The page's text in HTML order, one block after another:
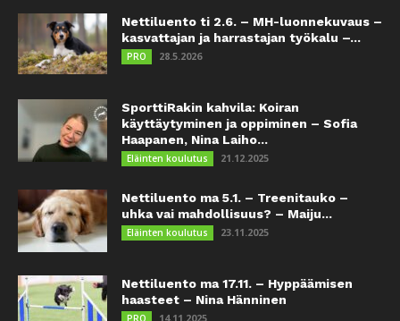
Nettiluento ti 2.6. – MH-luonnekuvaus –
kasvattajan ja harrastajan työkalu –...
PRO 28.5.2026
SporttiRakin kahvila: Koiran
käyttäytyminen ja oppiminen – Sofia
Haapanen, Nina Laiho...
Eläinten koulutus 21.12.2025
Nettiluento ma 5.1. – Treenitauko –
uhka vai mahdollisuus? – Maiju...
Eläinten koulutus 23.11.2025
Nettiluento ma 17.11. – Hyppäämisen
haasteet – Nina Hänninen
PRO 14.11.2025